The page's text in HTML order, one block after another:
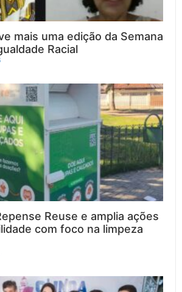
mais uma edição da Semana
Racial
Reuse e amplia ações
com foco na limpeza